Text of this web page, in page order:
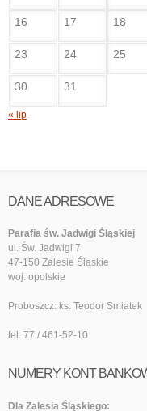
16 17 18
23 24 25
30 31
« lip
DANE ADRESOWE
Parafia św. Jadwigi Śląskiej
ul. Św. Jadwigi 7
47-150 Zalesie Śląskie
woj. opolskie
Proboszcz: ks. Teodor Smiatek
tel. 77 / 461-52-10
NUMERY KONT
Dla Zalesia Śląskiego: